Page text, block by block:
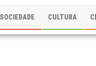
SOCIEDADE CULTURA